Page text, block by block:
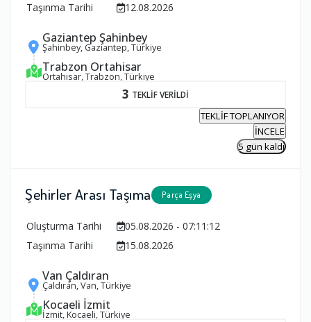
Taşınma Tarihi
12.08.2026
Gaziantep Şahinbey
Şahinbey, Gaziantep, Türkiye
Trabzon Ortahisar
Ortahisar, Trabzon, Türkiye
3 TEKLİF VERİLDİ
TEKLİF TOPLANIYOR
İNCELE
5 gün kaldı
Şehirler Arası Taşıma Parça Eşya
Oluşturma Tarihi
05.08.2026 - 07:11:12
Taşınma Tarihi
15.08.2026
Van Çaldıran
Çaldıran, Van, Türkiye
Kocaeli İzmit
İzmit, Kocaeli, Türkiye